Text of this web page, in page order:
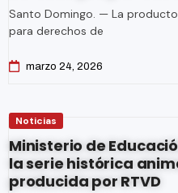
Santo Domingo. — La
para derechos de
marzo 24, 2026
Noticias
Ministerio de
la serie histórica
producida por RTVD